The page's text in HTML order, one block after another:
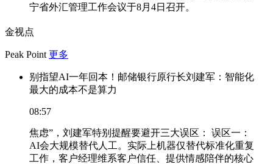
宁省外汇管理工作会议于8月4日召开。
金视点
Peak Point 更多
别指望AI一年回本！邮储银行原行长刘建军：智能化
最大的成本不是算力
08:57
焦虑”，刘建军特别提醒要避开三大误区： 误区一：
AI会大规模替代人工。实际上机器仅替代标准化重复
工作，客户经理维系客户信任、提供情感陪伴的核心